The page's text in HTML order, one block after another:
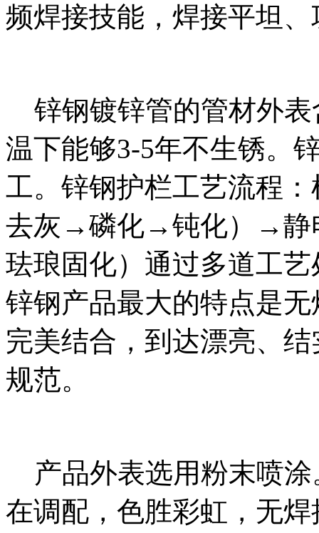
频焊接技能，焊接平坦、
锌钢镀锌管的管材外表
温下能够3-5年不生锈。
工。锌钢护栏工艺流程
去灰→磷化→钝化）→静
珐琅固化）通过多道工
锌钢产品最大的特点是
完美结合，到达漂亮、
规范。
产品外表选用粉末喷涂
在调配，色胜彩虹，无